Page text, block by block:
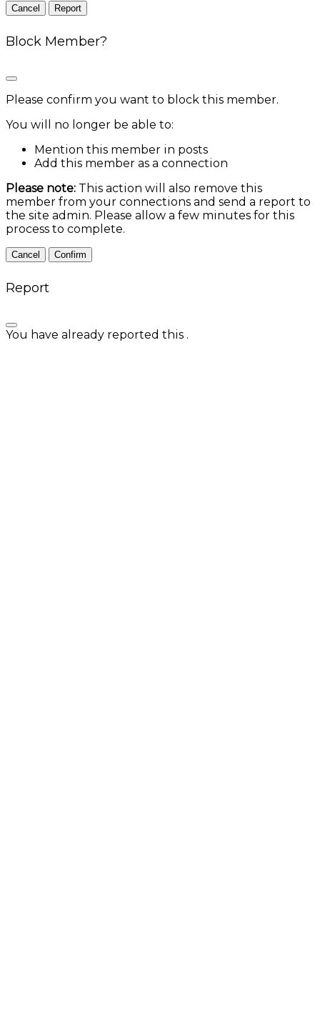
Report
Block Member?
Please confirm you want to block this member.
You will no longer be able to:
Mention this member in posts
Add this member as a connection
Please note: This action will also remove this
member from your connections and send a report to
the site admin. Please allow a few minutes for this
process to complete.
Confirm
Report
You have already reported this .